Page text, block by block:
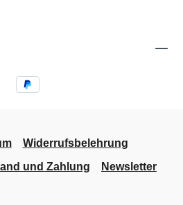
Widerrufsbelehrung
und Zahlung Newsletter